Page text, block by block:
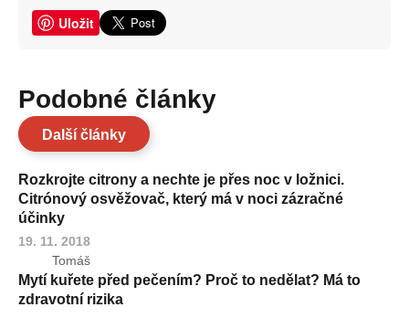
Uložit
Podobné články
Další články
Rozkrojte citrony a nechte je přes noc v ložnici.
Citrónový osvěžovač, který má v noci zázračné
účinky
19. 11. 2018
Tomáš
Mytí kuřete před pečením? Proč to nedělat? Má to
zdravotní rizika